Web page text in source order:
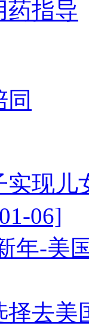
药指导
现儿
06]
年-美
择去